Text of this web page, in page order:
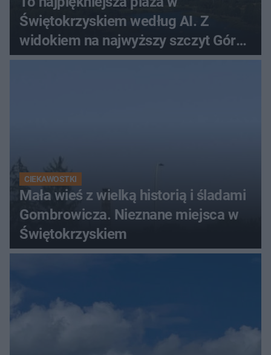
Świętokrzyskiem według AI. Z
widokiem na najwyższy szczyt Gór
Świętokrzyskich
CIEKAWOSTKI
Mała wieś z wielką historią i śladami
Gombrowicza. Nieznane miejsca w
Świętokrzyskiem